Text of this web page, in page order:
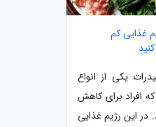
غذایی کم
یکی از انواع
افراد برای کاهش
در این رژیم غذایی